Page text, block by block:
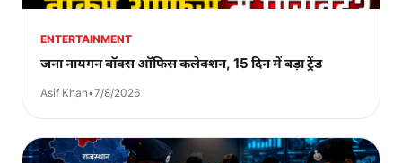
ENTERTAINMENT
जना नायगन बॉक्स ऑफिस कलेक्शन, 15 दिन में बड़ा ट्रेंड
Asif Khan•7/8/2026